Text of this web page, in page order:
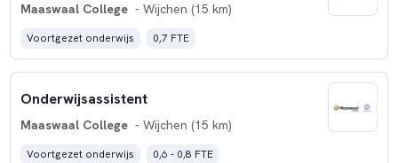
Maaswaal College - Wijchen (15 km)
Voortgezet onderwijs 0,7 FTE
Onderwijsassistent
Maaswaal College - Wijchen (15 km)
Voortgezet onderwijs 0,6 - 0,8 FTE